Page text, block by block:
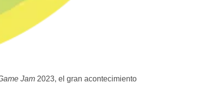
Jam 2023, el gran acontecimiento